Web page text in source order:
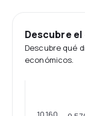
Descubre
Descubre qué
económicos.